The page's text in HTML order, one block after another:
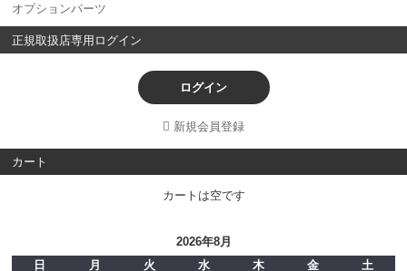
オプションパーツ
正規取扱店専用ログイン
ログイン
新規会員登録
カート
カートは空です
2026年8月
日
月 火 水 木 金 土